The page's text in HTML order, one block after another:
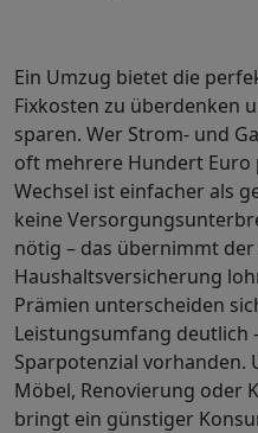
Ein Umzug bietet die
Fixkosten zu überdenken
sparen. Wer Strom- und
oft mehrere Hundert Euro
Wechsel ist einfacher als
keine
nötig – das übernimmt
Haushaltsversicherung
Prämien unterscheiden
Leistungsumfang deutlich
Sparpotenzial vorhanden.
Möbel, Renovierung oder
bringt ein günstiger